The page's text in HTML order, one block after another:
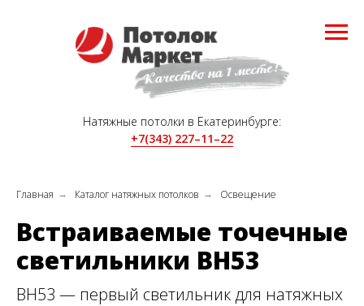
Натяжные потолки в Екатеринбурге:
+7(343) 227–11–22
Главная → Каталог натяжных потолков → Освещение
Встраиваемые точечные
светильники BH53
BH53 — первый светильник для натяжных